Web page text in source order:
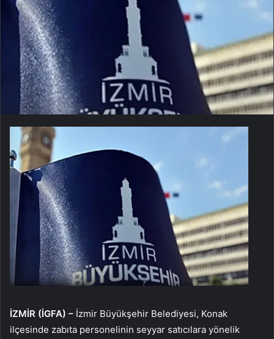
İZMİR (İGFA) – İzmir Büyükşehir Belediyesi, Konak
ilçesinde zabıta personelinin seyyar satıcılara yönelik